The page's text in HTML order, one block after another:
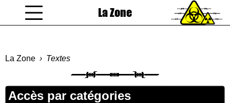
La Zone
La Zone Textes
Accès par catégories